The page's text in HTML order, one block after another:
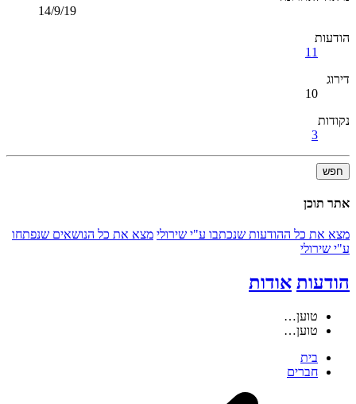
14/9/19
הודעות
11
דירוג
10
נקודות
3
חפש
אתר תוכן
מצא את כל ההודעות שנכתבו ע"י שירולי מצא את כל הנושאים שנפתחו
ע"י שירולי
הודעות אודות
טוען…
טוען…
בית
חברים